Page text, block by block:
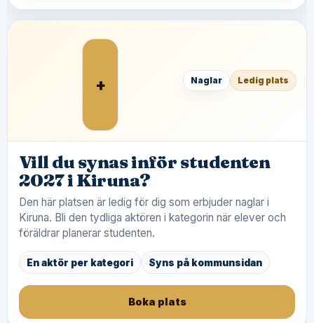
+ Naglar Ledig plats
Vill du synas inför studenten
2027 i Kiruna?
Den här platsen är ledig för dig som erbjuder naglar i
Kiruna. Bli den tydliga aktören i kategorin när elever och
föräldrar planerar studenten.
En aktör per kategori Syns på kommunsidan
Boka plats